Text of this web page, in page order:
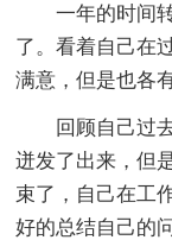
一年的时间转
了。看着自己在
满意，但是也各
回顾自己过去
迸发了出来，但
束了，自己在工
好的总结自己的